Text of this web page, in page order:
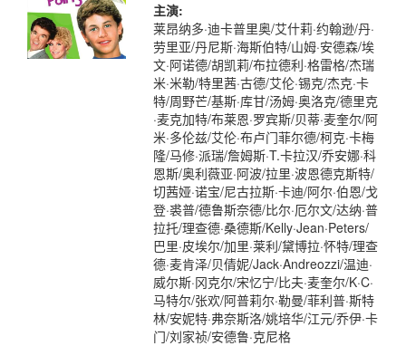
主演:
莱昂纳多·迪卡普里奥/艾什莉·约翰逊/丹·
劳里亚/丹尼斯·海斯伯特/山姆·安德森/埃
文·阿诺德/胡凯莉/布拉德利·格雷格/杰瑞
米·米勒/特里茜·古德/艾伦·锡克/杰克·卡
特/周野芒/基斯·库甘/汤姆·奥洛克/德里克
·麦克加特/布莱恩·罗宾斯/贝蒂·麦奎尔/阿
米·多伦兹/艾伦·布卢门菲尔德/柯克·卡梅
隆/马修·派瑞/詹姆斯·T.卡拉汉/乔安娜·科
恩斯/奥利薇亚·阿波/拉里·波恩德克斯特/
切茜娅·诺宝/尼古拉斯·卡迪/阿尔·伯恩/戈
登·裘普/德鲁斯奈德/比尔·厄尔文/达纳·普
拉托/理查德·桑德斯/Kelly·Jean·Peters/
巴里·皮埃尔/加里·莱利/黛博拉·怀特/理查
德·麦肯泽/贝倩妮/Jack·Andreozzi/温迪·
威尔斯·冈克尔/宋忆宁/比夫·麦奎尔/K·C·
马特尔/张欢/阿普莉尔·勒曼/菲利普·斯特
林/安妮特·弗奈斯洛/姚培华/江元/乔伊·卡
门/刘家祯/安德鲁·克尼格